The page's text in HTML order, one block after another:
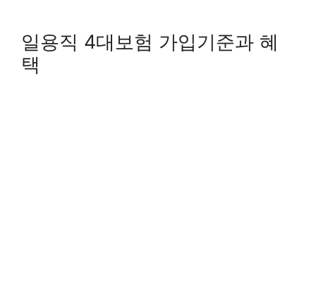
일용직 4대보험 가입기준과 혜
택